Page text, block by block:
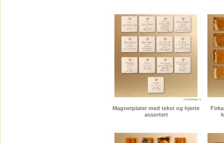
Magnetplater med tekst og hjerte
assortert